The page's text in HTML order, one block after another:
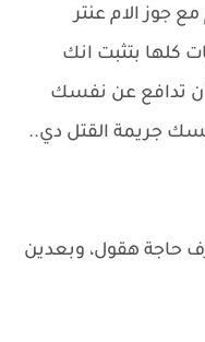
جوز الام عنتر
كلها بتثبت انك
تدافع عن نفسك
جريمة القتل دي..
حاجة هقول، وبعدين